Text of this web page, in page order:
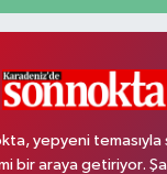
yepyeni
bir araya getiriyor.